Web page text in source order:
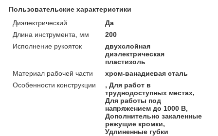
Пользовательские характеристики
Диэлектрический
Да
Длина инструмента, мм
200
Исполнение рукояток
двухслойная
диэлектрическая
пластизоль
Материал рабочей части
хром-ванадиевая сталь
Особенности конструкции
, Для работ в
труднодоступных местах,
Для работы под
напряжением до 1000 В,
Дополнительно закаленные
режущие кромки,
Удлиненные губки